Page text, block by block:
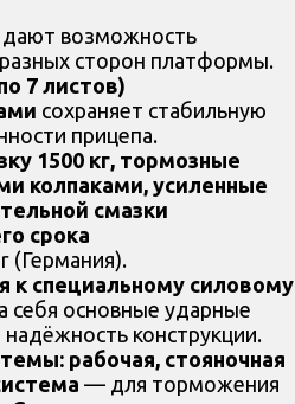
дают возможность
разных сторон платформы.
7 листов)
сохраняет стабильную
прицепа.
1500 кг, тормозные
колпаками, усиленные
смазки
срока
(Германия).
к специальному силовому
себя основные ударные
конструкции.
рабочая, стояночная
— для торможения